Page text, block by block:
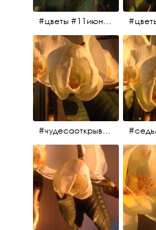
#цветы #11июня2017
#чудесаоткрываются #красота #чудоприроды #нежность #цветы #прекрасное